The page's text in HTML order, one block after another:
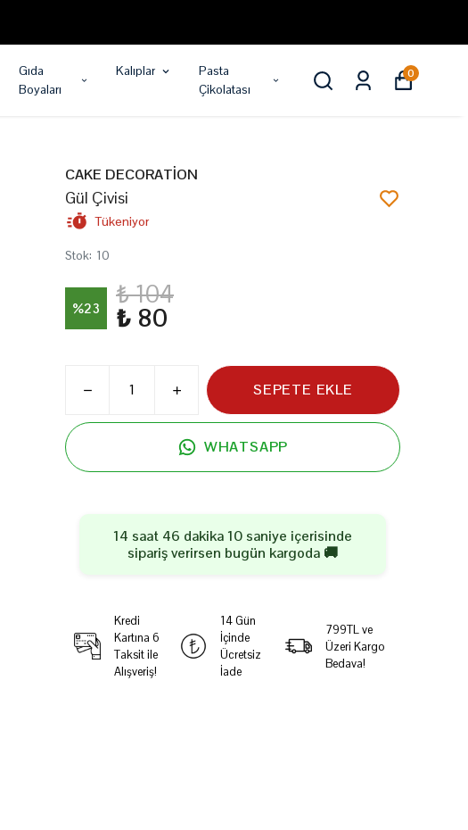
Gıda
Boyaları
Kalıplar
Pasta
Çikolatası
0
CAKE DECORATİON
Gül Çivisi
Tükeniyor
Stok: 10
%23 ₺ 104
₺ 80
SEPETE EKLE
WHATSAPP
14 saat 46 dakika 10 saniye içerisinde
sipariş verirsen bugün kargoda 🚚
Kredi
Kartına 6
Taksit ile
Alışveriş!
14 Gün
İçinde
Ücretsiz
İade
799TL ve
Üzeri Kargo
Bedava!